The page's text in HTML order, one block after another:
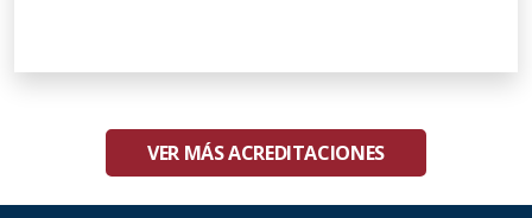
VER MÁS ACREDITACIONES